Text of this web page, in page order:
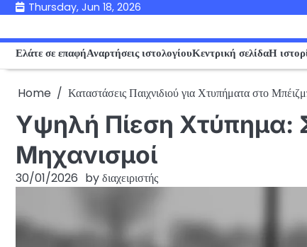
Skip
content
Thursday, Jun 18, 2026
Ελάτε σε επαφήΑναρτήσεις ιστολογίουΚεντρική σελίδαΗ
Home Καταστάσεις Παιχνιδιού για Χτυπήματα στο
Υψηλή Πίεση Χτύπημα:
Μηχανισμοί
30/01/2026 byδιαχειριστής